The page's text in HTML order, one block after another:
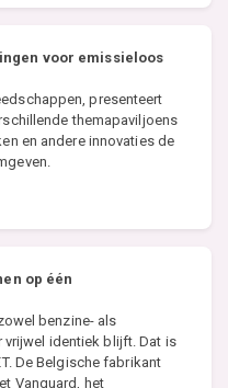
voor emissieloos
presenteert
themapaviljoens
en andere innovaties de
op één
benzine- als
vrijwel identiek blijft. Dat is
De Belgische fabrikant
Vanguard, het